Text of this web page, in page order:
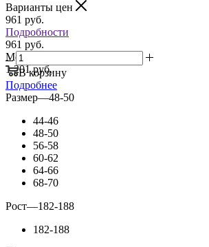
Варианты цен
961 руб.
Подробности
961 руб.
Мелкий опт:
1 201 руб.
В корзину
Подробнее
Размер—48-50
44-46
48-50
56-58
60-62
64-66
68-70
Рост—182-188
182-188